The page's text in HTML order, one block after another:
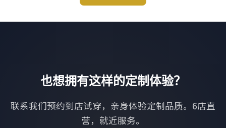
也想拥有这样的定制体验？
联系我们预约到店试穿，亲身体验定制品质。6店直
营，就近服务。